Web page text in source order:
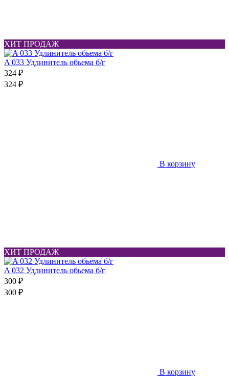
ХИТ ПРОДАЖ
A 033 Удлинитель обьема б/г
324 ₽
324 ₽
В корзину
ХИТ ПРОДАЖ
A 032 Удлинитель обьема б/г
300 ₽
300 ₽
В корзину